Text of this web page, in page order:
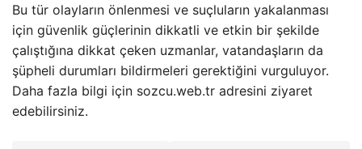
Bu tür olayların önlenmesi ve suçluların yakalanması
için güvenlik güçlerinin dikkatli ve etkin bir şekilde
çalıştığına dikkat çeken uzmanlar, vatandaşların da
şüpheli durumları bildirmeleri gerektiğini vurguluyor.
Daha fazla bilgi için sozcu.web.tr adresini ziyaret
edebilirsiniz.